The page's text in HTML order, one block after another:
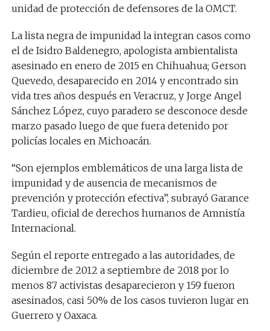
unidad de protección de defensores de la OMCT.
La lista negra de impunidad la integran casos como
el de Isidro Baldenegro, apologista ambientalista
asesinado en enero de 2015 en Chihuahua; Gerson
Quevedo, desaparecido en 2014 y encontrado sin
vida tres años después en Veracruz, y Jorge Angel
Sánchez López, cuyo paradero se desconoce desde
marzo pasado luego de que fuera detenido por
policías locales en Michoacán.
“Son ejemplos emblemáticos de una larga lista de
impunidad y de ausencia de mecanismos de
prevención y protección efectiva”, subrayó Garance
Tardieu, oficial de derechos humanos de Amnistía
Internacional.
Según el reporte entregado a las autoridades, de
diciembre de 2012 a septiembre de 2018 por lo
menos 87 activistas desaparecieron y 159 fueron
asesinados, casi 50% de los casos tuvieron lugar en
Guerrero y Oaxaca.